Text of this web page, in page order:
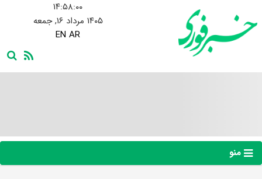
۱۴:۵۸:۰۱
۱۴۰۵ مرداد ۱۶, جمعه
EN AR
منو